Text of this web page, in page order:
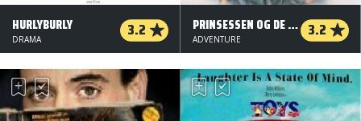
HURLYBURLY 3.2
DRAMA
PRINSESSEN OG DE SKØRE RIDDERE 3.2
ADVENTURE